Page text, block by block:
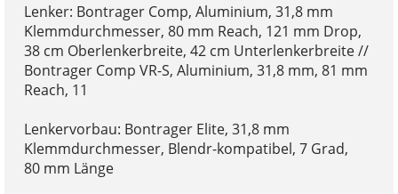
Lenker: Bontrager Comp, Aluminium, 31,8 mm
Klemmdurchmesser, 80 mm Reach, 121 mm Drop,
38 cm Oberlenkerbreite, 42 cm Unterlenkerbreite //
Bontrager Comp VR-S, Aluminium, 31,8 mm, 81 mm
Reach, 11
Lenkervorbau: Bontrager Elite, 31,8 mm
Klemmdurchmesser, Blendr-kompatibel, 7 Grad,
80 mm Länge